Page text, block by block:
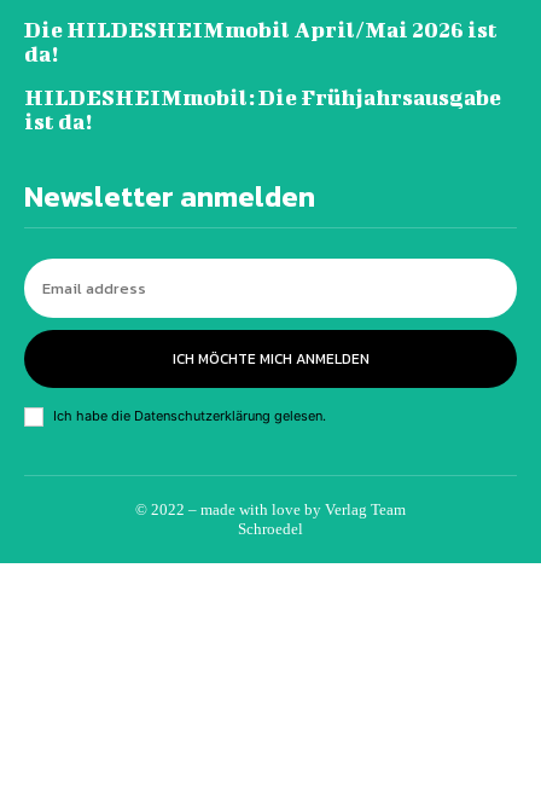
Die HILDESHEIMmobil April/Mai 2026 ist
da!
HILDESHEIMmobil: Die Frühjahrsausgabe
ist da!
Newsletter anmelden
ICH MÖCHTE MICH ANMELDEN
Ich habe die Datenschutzerklärung gelesen.
© 2022 – made with love by Verlag Team
Schroedel